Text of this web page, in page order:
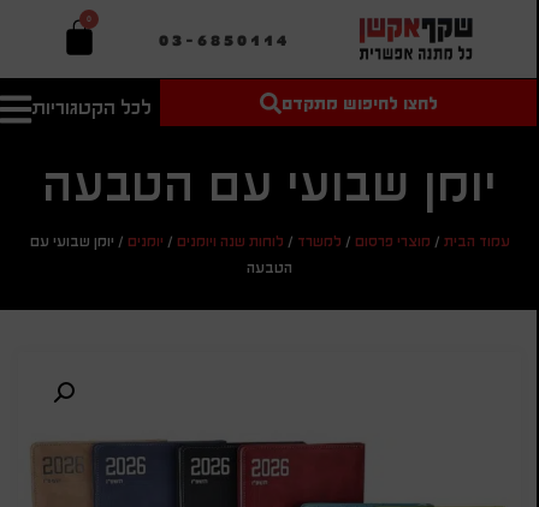
03-6850114
0
לכל הקטגוריות
טקסט חופשי
מחיר מיני'
חיפוש
אישית
לחצו לחיפוש מתקדם
יומן שבועי עם הטבעה
עמוד הבית/ מוצרי פרסום/ למשרד/ לוחות שנה ויומנים/ יומנים/ יומן שבועי עם
הטבעה